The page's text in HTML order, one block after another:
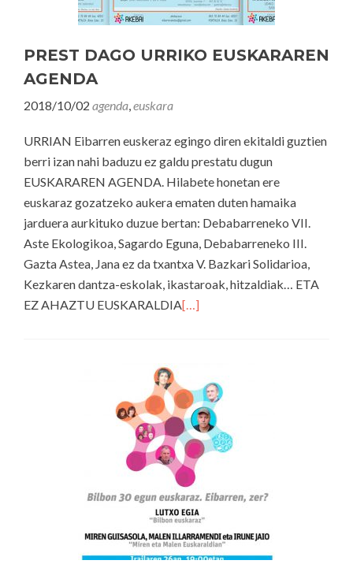
PREST DAGO URRIKO EUSKARAREN
AGENDA
2018/10/02 agenda,euskara
URRIAN Eibarren euskeraz egingo diren ekitaldi guztien
berri izan nahi baduzu ez galdu prestatu dugun
EUSKARAREN AGENDA. Hilabete honetan ere
euskaraz gozatzeko aukera ematen duten hamaika
jarduera aurkituko duzue bertan: Debabarreneko VII.
Aste Ekologikoa, Sagardo Eguna, Debabarreneko III.
Gazta Astea, Jana ez da txantxa V. Bazkari Solidarioa,
Kezkaren dantza-eskolak, ikastaroak, hitzaldiak… ETA
EZ AHAZTU EUSKARALDIA[…]